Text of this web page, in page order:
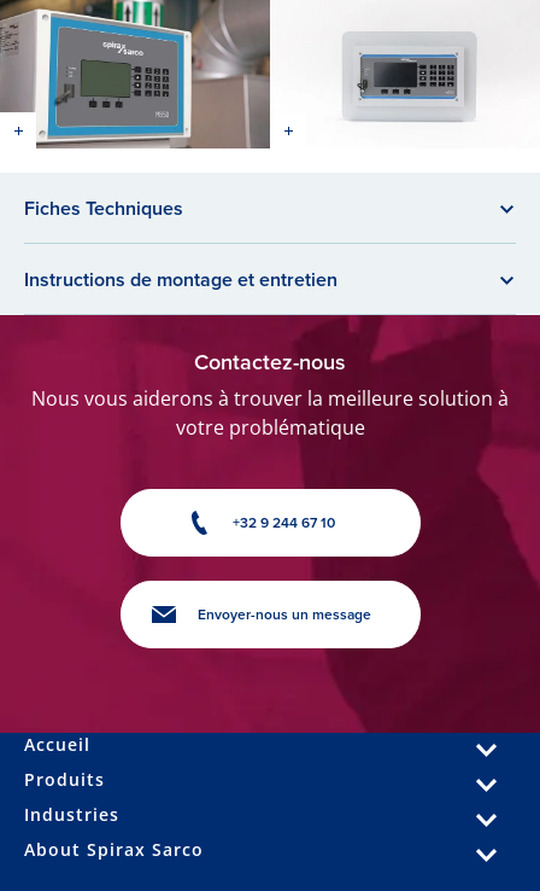
Fiches Techniques
Instructions de montage et entretien
Contactez-nous
Nous vous aiderons à trouver la meilleure solution à
votre problématique
+32 9 244 67 10
Envoyer-nous un message
Accueil
Produits
Industries
About Spirax Sarco